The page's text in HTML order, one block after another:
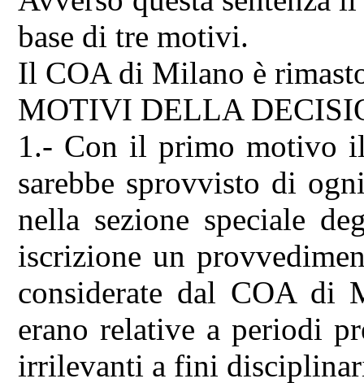
base di tre motivi.
Il COA di Milano è
MOTIVI DELLA
1.- Con il primo motivo
sarebbe sprovvisto di
nella sezione speciale
iscrizione un
considerate dal COA di
erano relative a periodi
irrilevanti a fini